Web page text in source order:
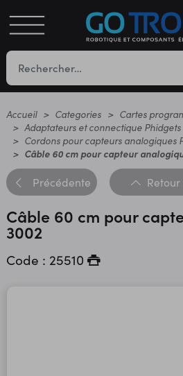
Accueil Categories Cartes
Adaptateurs et connectique Phidgets
Cordons pour capteurs analogiques
Câble 60 cm pour capteur
Précédente Retour
Câble 60 cm pour capteur analogique
3002
Code : 25510